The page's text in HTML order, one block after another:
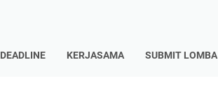
DEADLINE KERJASAMA SUBMIT LOMBA